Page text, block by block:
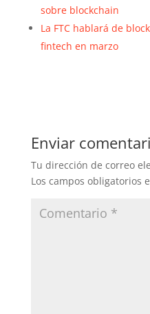
sobre blockchain
La FTC hablará de
fintech en marzo
Enviar
Tu dirección de correo
Los campos obligatorios